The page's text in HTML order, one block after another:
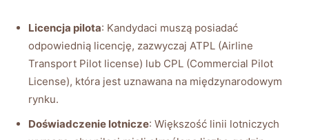
Licencja pilota: Kandydaci muszą posiadać
odpowiednią licencję, zazwyczaj ATPL (Airline
Transport Pilot license) lub CPL (Commercial Pilot
License), która jest uznawana na międzynarodowym
rynku.
Doświadczenie lotnicze: Większość linii lotniczych